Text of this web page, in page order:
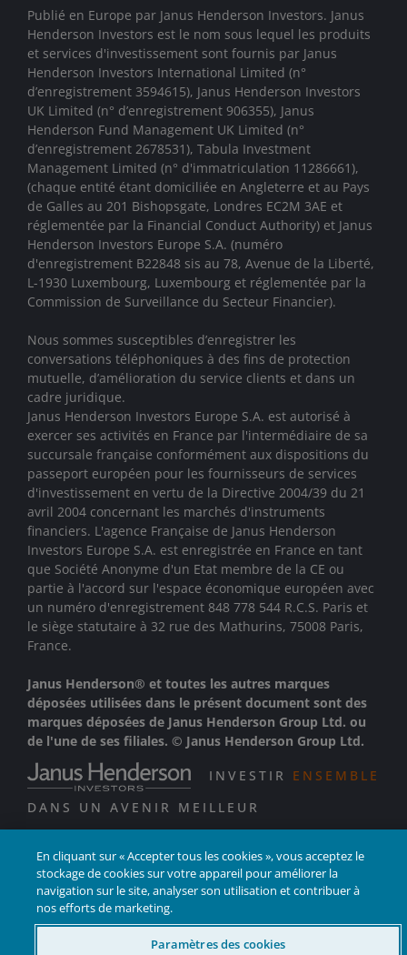
Publié en Europe par Janus Henderson Investors. Janus
Henderson Investors est le nom sous lequel les produits
et services d'investissement sont fournis par Janus
Henderson Investors International Limited (n°
d’enregistrement 3594615), Janus Henderson Investors
UK Limited (n° d’enregistrement 906355), Janus
Henderson Fund Management UK Limited (n°
d’enregistrement 2678531), Tabula Investment
Management Limited (n° d'immatriculation 11286661),
(chaque entité étant domiciliée en Angleterre et au Pays
de Galles au 201 Bishopsgate, Londres EC2M 3AE et
réglementée par la Financial Conduct Authority) et Janus
Henderson Investors Europe S.A. (numéro
d'enregistrement B22848 sis au 78, Avenue de la Liberté,
L-1930 Luxembourg, Luxembourg et réglementée par la
Commission de Surveillance du Secteur Financier).
Nous sommes susceptibles d’enregistrer les
conversations téléphoniques à des fins de protection
mutuelle, d’amélioration du service clients et dans un
cadre juridique.
Janus Henderson Investors Europe S.A. est autorisé à
exercer ses activités en France par l'intermédiaire de sa
succursale française conformément aux dispositions du
passeport européen pour les fournisseurs de services
d'investissement en vertu de la Directive 2004/39 du 21
avril 2004 concernant les marchés d'instruments
financiers. L'agence Française de Janus Henderson
Investors Europe S.A. est enregistrée en France en tant
que Société Anonyme d'un Etat membre de la CE ou
partie à l'accord sur l'espace économique européen avec
un numéro d'enregistrement 848 778 544 R.C.S. Paris et
le siège statutaire à 32 rue des Mathurins, 75008 Paris,
France.
Janus Henderson® et toutes les autres marques
déposées utilisées dans le présent document sont des
marques déposées de Janus Henderson Group Ltd. ou
de l'une de ses filiales. © Janus Henderson Group Ltd.
INVESTIR ENSEMBLE
DANS UN AVENIR MEILLEUR
En cliquant sur « Accepter tous les cookies », vous acceptez le
stockage de cookies sur votre appareil pour améliorer la
navigation sur le site, analyser son utilisation et contribuer à
nos efforts de marketing.
Paramètres des cookies